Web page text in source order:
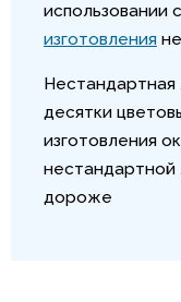
использовании
изготовления
Нестандартная
десятки
изготовления
нестандартной
дороже